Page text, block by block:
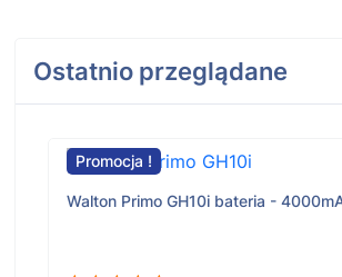
Ostatnio przeglądane
Promocja !
Walton Primo GH10i bateria -